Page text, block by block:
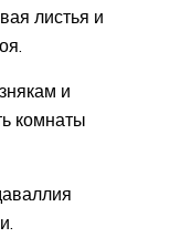
листья и
и
комнаты